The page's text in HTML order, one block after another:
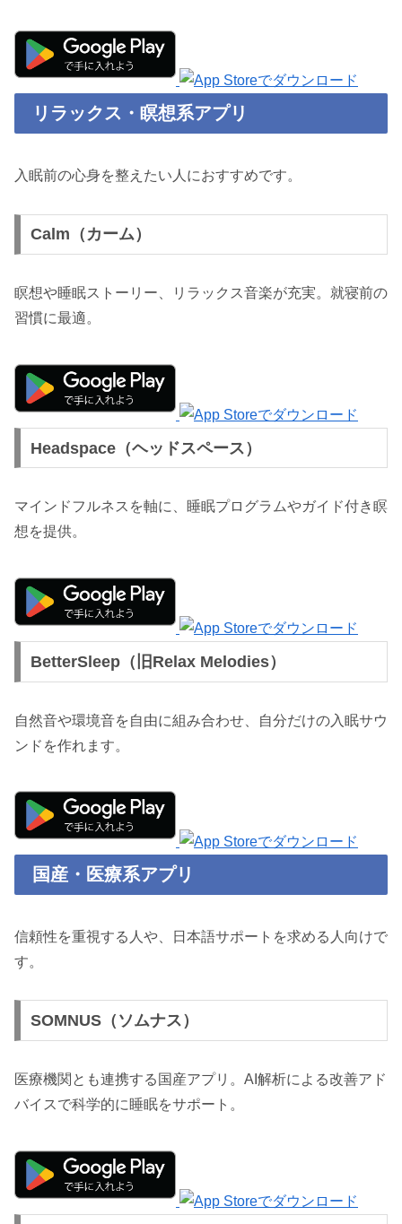
リラックス・瞑想系アプリ
入眠前の心身を整えたい人におすすめです。
Calm（カーム）
瞑想や睡眠ストーリー、リラックス音楽が充実。就寝前の
習慣に最適。
Headspace（ヘッドスペース）
マインドフルネスを軸に、睡眠プログラムやガイド付き瞑
想を提供。
BetterSleep（旧Relax Melodies）
自然音や環境音を自由に組み合わせ、自分だけの入眠サウ
ンドを作れます。
国産・医療系アプリ
信頼性を重視する人や、日本語サポートを求める人向けで
す。
SOMNUS（ソムナス）
医療機関とも連携する国産アプリ。AI解析による改善アド
バイスで科学的に睡眠をサポート。